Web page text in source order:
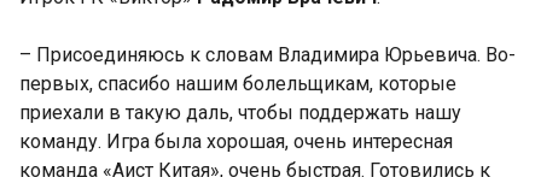
– Присоединяюсь к словам Владимира Юрьевича. Во-
первых, спасибо нашим болельщикам, которые
приехали в такую даль, чтобы поддержать нашу
команду. Игра была хорошая, очень интересная
команда «Аист Китая», очень быстрая. Готовились к